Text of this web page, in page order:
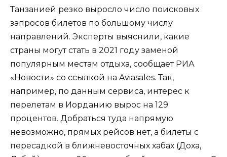
Танзанией резко выросло число поисковых
запросов билетов по большому числу
направлений. Эксперты выяснили, какие
страны могут стать в 2021 году заменой
популярным местам отдыха, сообщает РИА
«Новости» со ссылкой на Aviasales. Так,
например, по данным сервиса, интерес к
перелетам в Иорданию вырос на 129
процентов. Добраться туда напрямую
невозможно, прямых рейсов нет, а билеты с
пересадкой в ближневосточных хабах (Доха,